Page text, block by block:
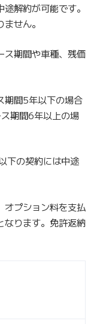
解約が可能です。
せん。
期間や車種、残価
期間5年以下の場合
期間6年以上の場
下の契約には中途
オプション料を支払
なります。免許返納